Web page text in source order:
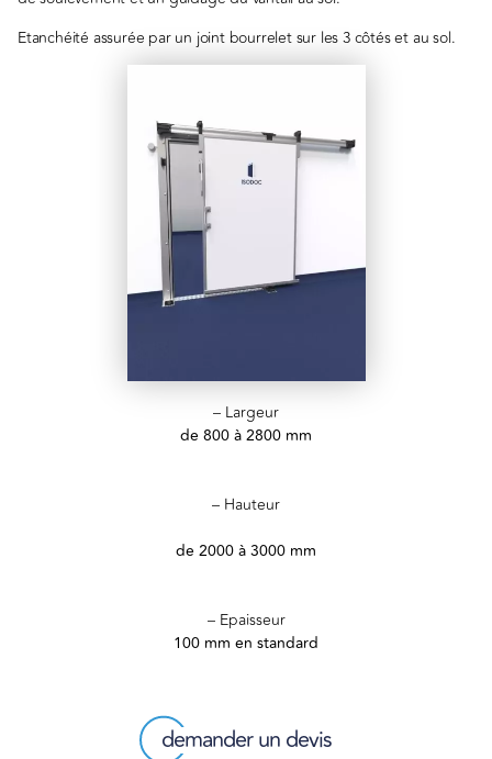
Etanchéité assurée par un joint bourrelet sur les 3 côtés et au sol.
– Largeur
de 800 à 2800 mm
– Hauteur
de 2000 à 3000 mm
– Epaisseur
100 mm en standard
demander un devis